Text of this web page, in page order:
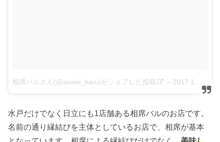
相席バルさん(@aiseki_baru)がシェアした投稿 – 2017 1月 26 3:25午前 PST
水戸だけでなく日立にも1店舗ある相席バルのお店です。
名前の通り縁結びを主体としているお店で、相席が基本